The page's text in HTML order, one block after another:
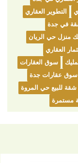
التطوير العقاري
في جدة
منزل حي الريان
العقاري
سوق العقارات
سوق عقارات جدة
شقة للبيع حي المروة
مستمرة